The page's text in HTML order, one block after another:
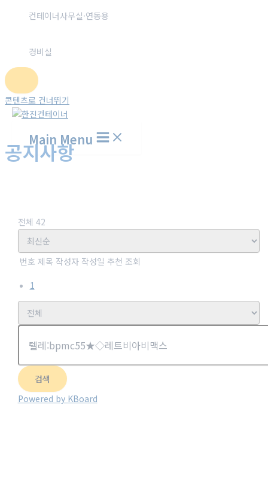
컨테이너사무실·연동용
경비실
콘텐츠로 건너뛰기
Main Menu
공지사항
전체 42
번호 제목 작성자 작성일 추천 조회
1
검색
Powered by KBoard